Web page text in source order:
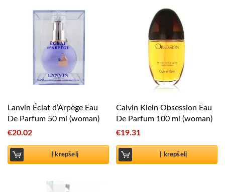
Lanvin Éclat d’Arpège Eau
De Parfum 50 ml (woman)
€20.02
Į krepšelį
Calvin Klein Obsession Eau
De Parfum 100 ml (woman)
€19.31
Į krepšelį